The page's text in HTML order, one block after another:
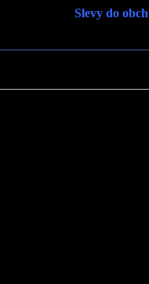
Slevy do